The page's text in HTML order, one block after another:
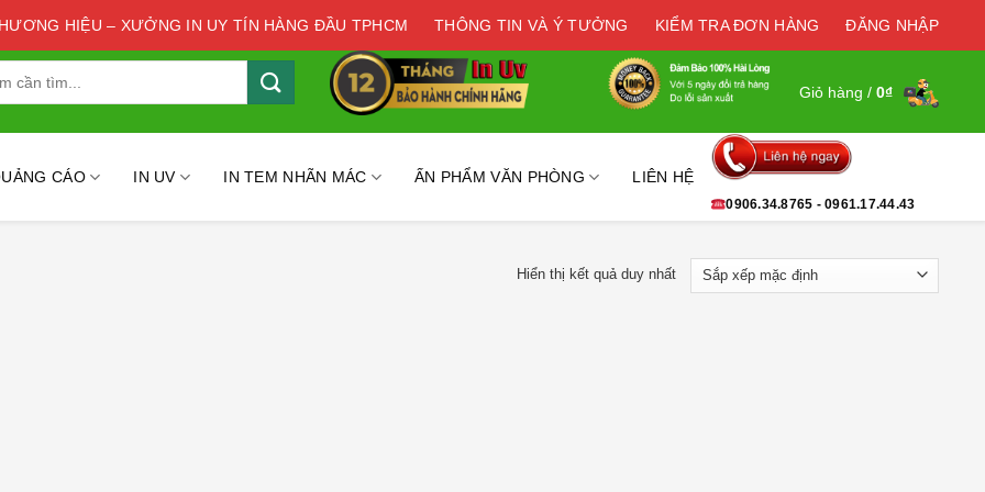
HIỆU – XƯỞNG IN UY TÍN HÀNG ĐẦU TPHCM THÔNG TIN VÀ Ý TƯỞNG KIỂM TRA ĐƠN HÀNG ĐĂNG NHẬP
Giỏ hàng / 0₫
CÁO IN UV IN TEM NHÃN MÁC ẤN PHẨM VĂN PHÒNG LIÊN HỆ
0906.34.8765 - 0961.17.44.43
Hiển thị kết quả duy nhất